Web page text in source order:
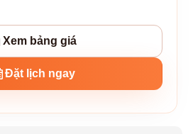
Xem bảng giá
Đặt lịch ngay